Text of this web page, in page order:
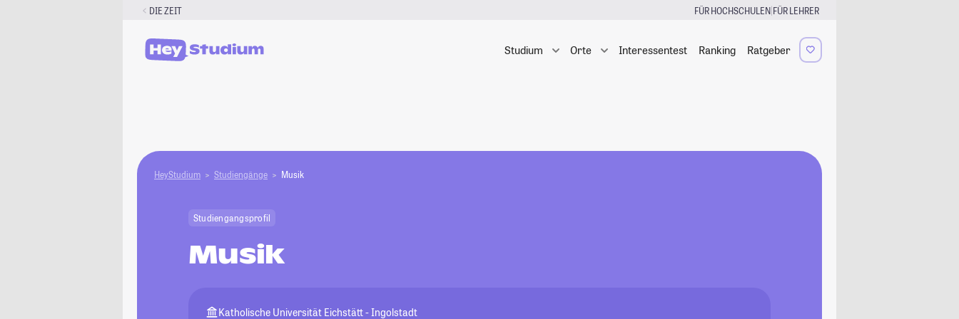
DIE ZEIT FÜR HOCHSCHULEN|FÜR LEHRER
Studium Orte Interessentest Ranking Ratgeber
HeyStudium Studiengänge Musik
Studiengangsprofil
Musik
Katholische Universität Eichstätt - Ingolstadt